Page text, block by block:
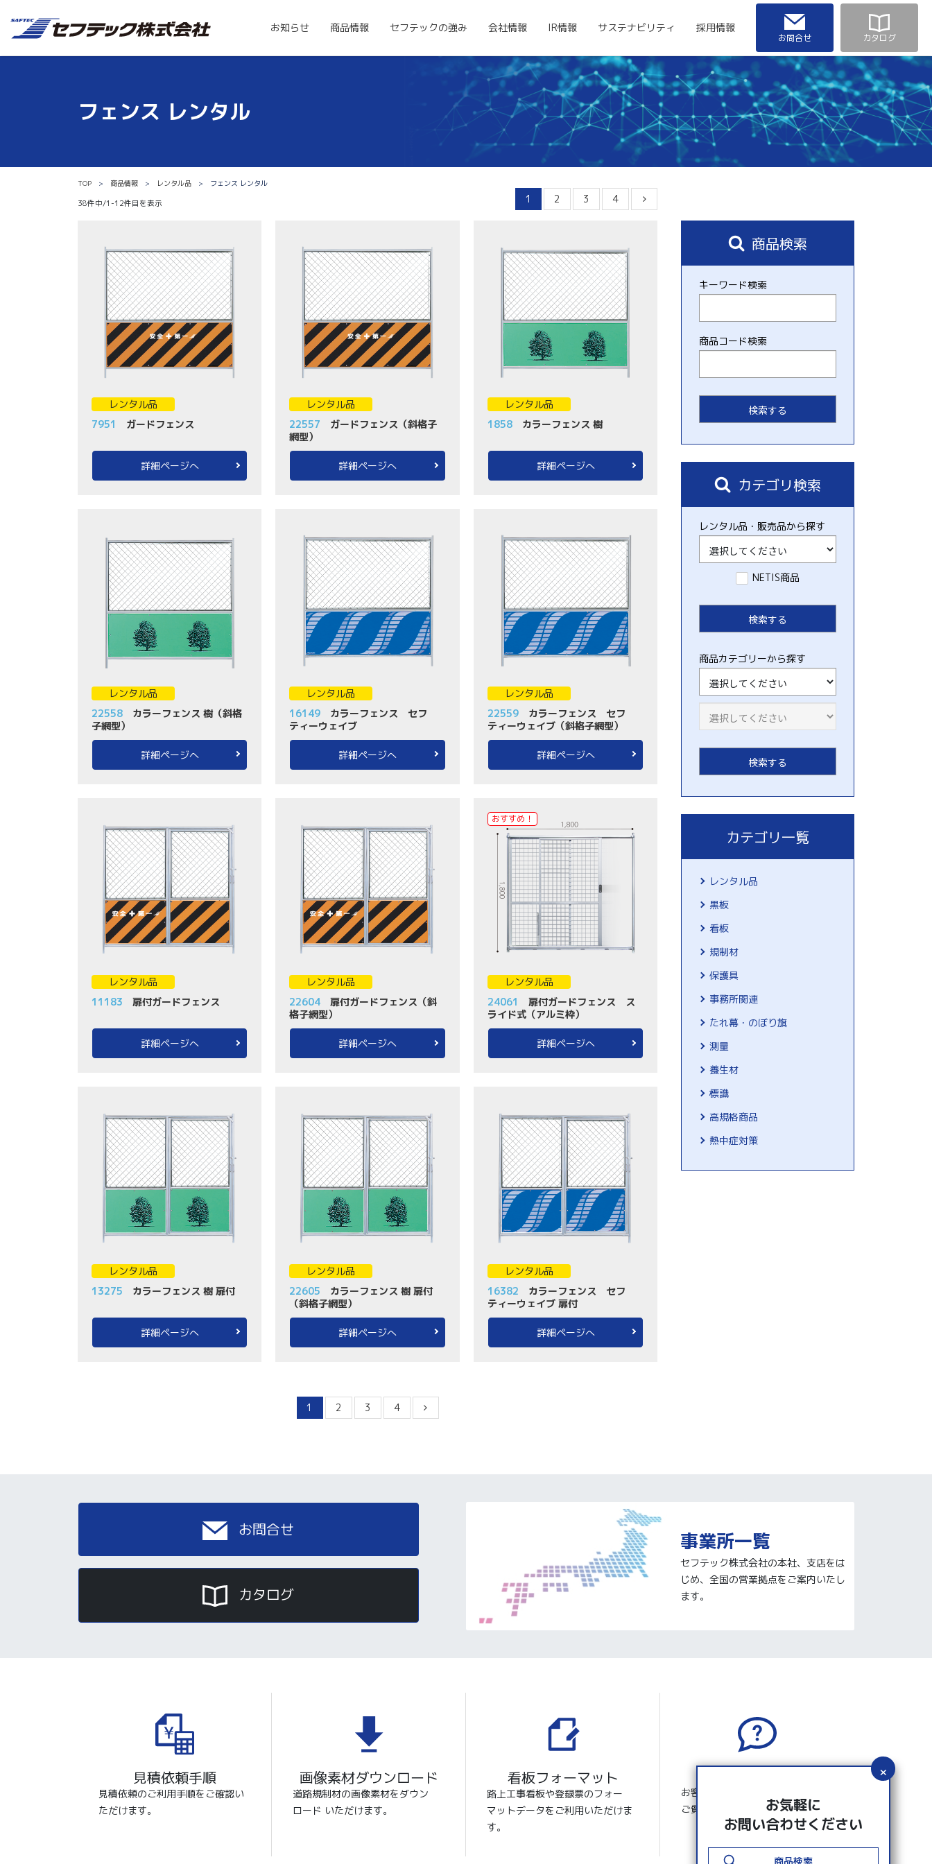
お知らせ 商品情報 セフテックの強み 会社情報 IR情報 サステナビリティ 採用情報
お問合せ カタログ
フェンス レンタル
TOP 商品情報 レンタル品 フェンス レンタル
38件中/1-12件目を表示 1 2 3 4
レンタル品
7951
ガードフェンス
詳細ページへ
レンタル品
22557
ガードフェンス（斜格子
網型）
詳細ページへ
レンタル品
1858
カラーフェンス 樹
詳細ページへ
レンタル品
22558
カラーフェンス 樹（斜格
子網型）
詳細ページへ
レンタル品
16149
カラーフェンス セフ
ティーウェイブ
詳細ページへ
レンタル品
22559
カラーフェンス セフ
ティーウェイブ（斜格子網型）
詳細ページへ
レンタル品
11183
扉付ガードフェンス
詳細ページへ
レンタル品
22604
扉付ガードフェンス（斜
格子網型）
詳細ページへ
おすすめ！
レンタル品
24061
扉付ガードフェンス ス
ライド式（アルミ枠）
詳細ページへ
レンタル品
13275
カラーフェンス 樹 扉付
詳細ページへ
レンタル品
22605
カラーフェンス 樹 扉付
（斜格子網型）
詳細ページへ
レンタル品
16382
カラーフェンス セフ
ティーウェイブ 扉付
詳細ページへ
1 2 3 4
商品検索
キーワード検索
商品コード検索
カテゴリ検索
レンタル品・販売品から探す
NETIS商品
商品カテゴリーから探す
カテゴリ一覧
レンタル品
黒板
看板
規制材
保護具
事務所関連
たれ幕・のぼり旗
測量
養生材
標識
高規格商品
熱中症対策
お問合せ
カタログ
事業所一覧
セフテック株式会社の本社、支店をは
じめ、全国の営業拠点をご案内いたし
ます。
見積依頼手順
見積依頼のご利用手順をご確認い
ただけます。
画像素材ダウンロード
道路規制材の画像素材をダウン
ロード いただけます。
看板フォーマット
路上工事看板や登録票のフォー
マットデータをご利用いただけま
す。
お客さまから寄せられたよくある
ご質問 と回答を掲載しています。
お気軽に
お問い合わせください
商品検索